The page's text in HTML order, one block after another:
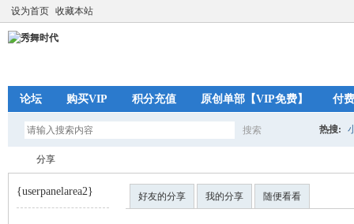
设为首页 收藏本站
论坛 购买VIP 积分充值 原创单部【VIP免费】 付
搜索 热搜:
分享
{userpanelarea2} 好友的分享 我的分享 随便看看